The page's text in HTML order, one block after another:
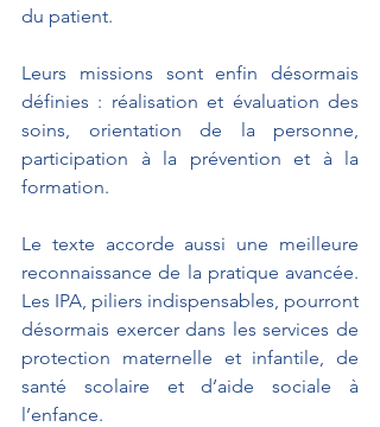
du patient.
Leurs missions sont enfin désormais
définies : réalisation et évaluation des
soins, orientation de la personne,
participation à la prévention et à la
formation.
Le texte accorde aussi une meilleure
reconnaissance de la pratique avancée.
Les IPA, piliers indispensables, pourront
désormais exercer dans les services de
protection maternelle et infantile, de
santé scolaire et d’aide sociale à
l’enfance.